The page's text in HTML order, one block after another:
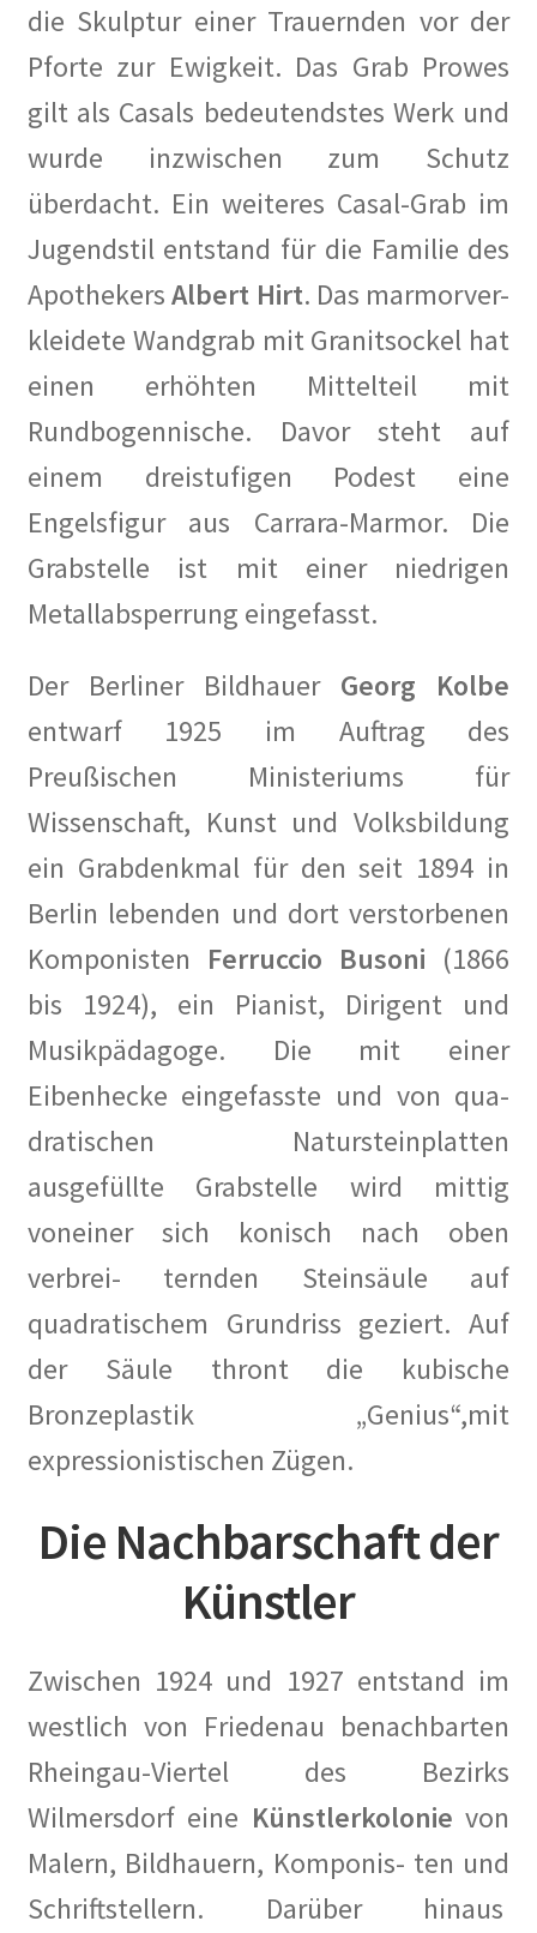
Gedenken an Dinah Nelken – Schriftstellerin,
Journalistin und Widerstandskämpferin
Gedenken an Holger Münzer
Gedenken an Silja Lésny
Barnay-Platz
Walter Hasenclever
Gedenktafeln
Grundsteinlegung
Hoffest 2023
Ihr Kunst Blog in Corona Zeiten
Impressionen
Impressum
Tagesstatistik
Kaffeetreffen
Kalender 2024
Kalender 2025
Kasse
Kontakt
100 Jahre Wohngeschichte Vonovia
Angriff auf die rote Hungerburg in Neue Zürcher Zeitung
Berlin soll Wohnsiedlung kaufen in Berliner Kurier
zurückkaufen in Berliner Morgenpost
Bewohner leiden unter Mieterhöhungen Berlin soll
die Skulptur einer Trauernden vor der
Pforte zur Ewigkeit. Das Grab Prowes
gilt als Casals bedeutendstes Werk und
wurde inzwischen zum Schutz
überdacht. Ein weiteres Casal-Grab im
Jugendstil entstand für die Familie des
ApothekersAlbert Hirt. Das marmorver-
kleidete Wandgrab mit Granitsockel hat
einen erhöhten Mittelteil mit
Rundbogennische. Davor steht auf
einem dreistufigen Podest eine
Engelsfigur aus Carrara-Marmor. Die
Grabstelle ist mit einer niedrigen
Metallabsperrung eingefasst.
Der Berliner Bildhauer Georg Kolbe
entwarf 1925 im Auftrag des
Preußischen Ministeriums für
Wissenschaft, Kunst und Volksbildung
ein Grabdenkmal für den seit 1894 in
Berlin lebenden und dort verstorbenen
Komponisten Ferruccio Busoni (1866
bis 1924), ein Pianist, Dirigent und
Musikpädagoge. Die mit einer
Eibenhecke eingefasste und von qua-
dratischen Natursteinplatten
ausgefüllte Grabstelle wird mittig
voneiner sich konisch nach oben
verbrei- ternden Steinsäule auf
quadratischem Grundriss geziert. Auf
der Säule thront die kubische
Bronzeplastik „Genius“,mit
expressionistischen Zügen.
Die Nachbarschaft der
Künstler
Zwischen 1924 und 1927 entstand im
westlich von Friedenau benachbarten
Rheingau-Viertel des Bezirks
Wilmersdorf eine Künstlerkolonie von
Malern, Bildhauern, Komponis- ten und
Schriftstellern. Darüber hinaus